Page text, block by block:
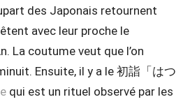
des Japonais retournent
avec leur proche le
La coutume veut que l’on
Ensuite, il y a le 初詣「はつ
qui est un rituel observé par les